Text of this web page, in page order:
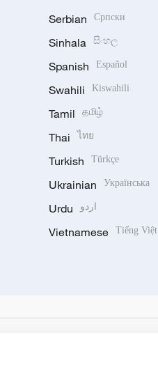
Serbian Српски
Sinhala සිංහල
Spanish Español
Swahili Kiswahili
Tamil தமிழ்
Thai ไทย
Turkish Türkçe
Ukrainian Українська
Urdu اردو
Vietnamese Tiếng Việt